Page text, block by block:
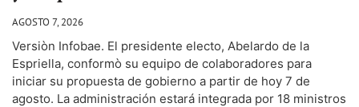
AGOSTO 7, 2026
Versiòn Infobae. El presidente electo, Abelardo de la
Espriella, conformò su equipo de colaboradores para
iniciar su propuesta de gobierno a partir de hoy 7 de
agosto. La administración estará integrada por 18 ministros